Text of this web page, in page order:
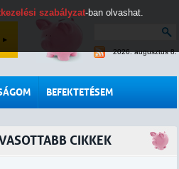
2026. augusztus 8.
BEFEKTETÉSEM
CIKKEK
szabályzat-ban olvashat.